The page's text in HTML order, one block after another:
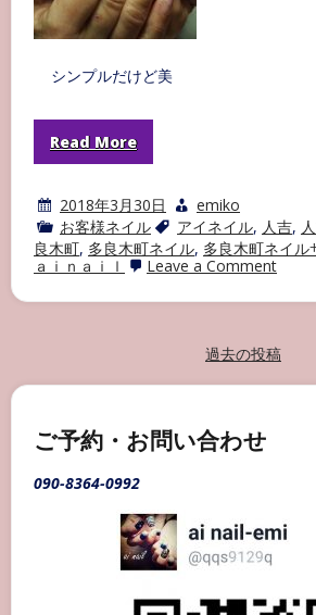
シンプルだけど美
Read More
2018年3月30日
emiko
お客様ネイル
アイネイル, 人吉,
良木町, 多良木町ネイル, 多良木町ネイル
ａｉｎａｉｌ
Leave a Commenton
良
ネ
ル
様
ネ
稿
過去の投稿
ご予約・お問い合わせ
090-8364-0992